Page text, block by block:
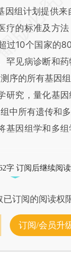
因组计划提供
疗的标准及方
过10个国家的
罕见病诊断和
序的所有基因
研究，量化基
中所有遗传和
基因组学和多
字 订阅后继续阅读
订阅的阅读权
订阅/会员升